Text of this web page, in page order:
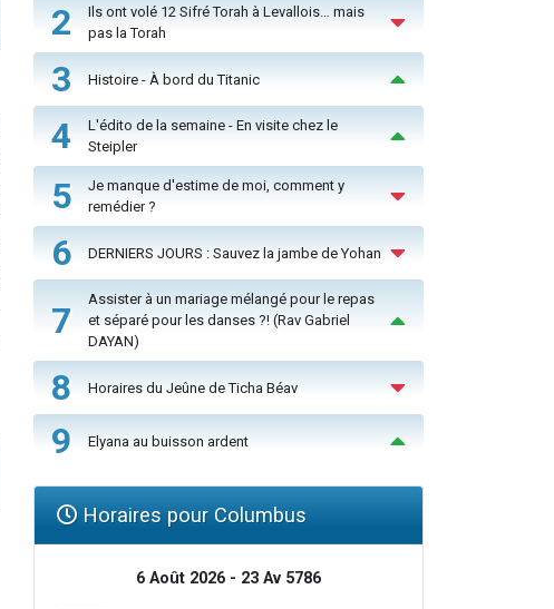
2
Ils ont volé 12 Sifré Torah à Levallois… mais
pas la Torah
3 Histoire - À bord du Titanic
4
L'édito de la semaine - En visite chez le
Steipler
5
Je manque d'estime de moi, comment y
remédier ?
6 DERNIERS JOURS : Sauvez la jambe de Yohan
7
Assister à un mariage mélangé pour le repas
et séparé pour les danses ?! (Rav Gabriel
DAYAN)
8 Horaires du Jeûne de Ticha Béav
9 Elyana au buisson ardent
Horaires pour Columbus
6 Août 2026 - 23 Av 5786